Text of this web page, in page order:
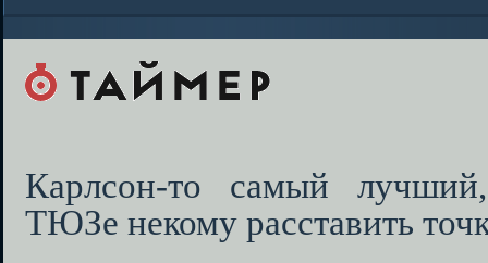
Карлсон-то самый
ТЮЗе некому расставить